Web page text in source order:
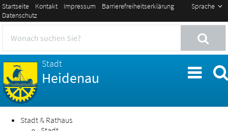
Sprache
Startseite Kontakt Impressum
Barrierefreiheitserklärung
Datenschutz
Stadt
Heidenau
Stadt & Rathaus